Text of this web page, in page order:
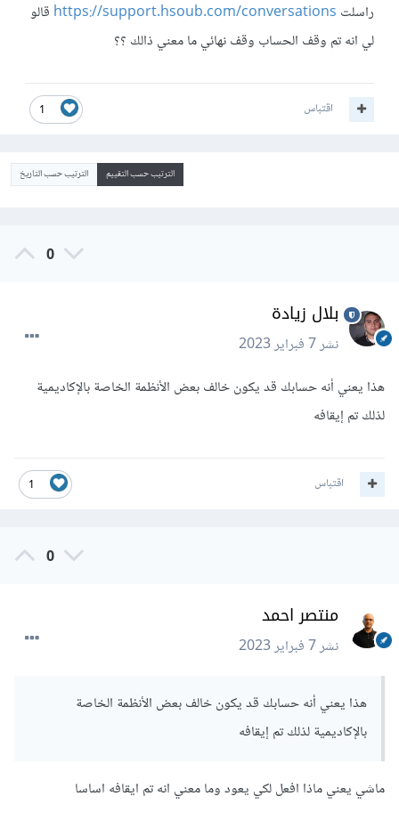
راسلت https://support.hsoub.com/conversationsقالو
لي انه تم وقف الحساب وقف نهائي ما معني ذالك ؟؟
1 اقتباس
الترتيب حسب التقييم الترتيب حسب التاريخ
0
بلال زيادة
نشر7 فبراير 2023
هذا يعني أنه حسابك قد يكون خالف بعض الأنظمة الخاصة بالإكاديمية
لذلك تم إيقافه
1 اقتباس
0
منتصر احمد
نشر7 فبراير 2023
هذا يعني أنه حسابك قد يكون خالف بعض الأنظمة الخاصة
بالإكاديمية لذلك تم إيقافه
ماشي يعني ماذا افعل لكي يعود وما معني انه تم ايقافه اساسا